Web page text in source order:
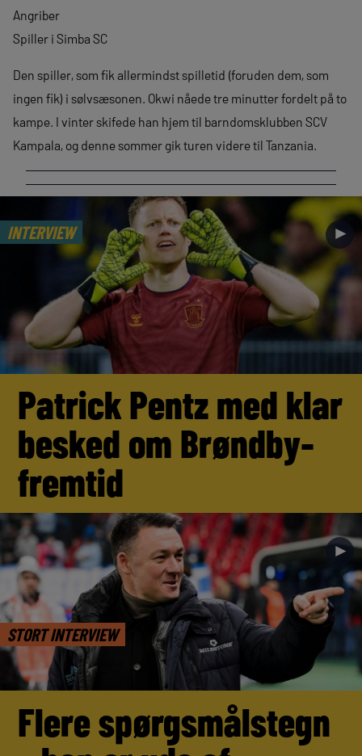
Angriber
Spiller i Simba SC
Den spiller, som fik allermindst spilletid (foruden dem, som
ingen fik) i sølvsæsonen. Okwi nåede tre minutter fordelt på to
kampe. I vinter skifede han hjem til barndomsklubben SCV
Kampala, og denne sommer gik turen videre til Tanzania.
INTERVIEW ►
Patrick Pentz med klar
besked om Brøndby-
fremtid
STORT INTERVIEW
►
Flere spørgsmålstegn